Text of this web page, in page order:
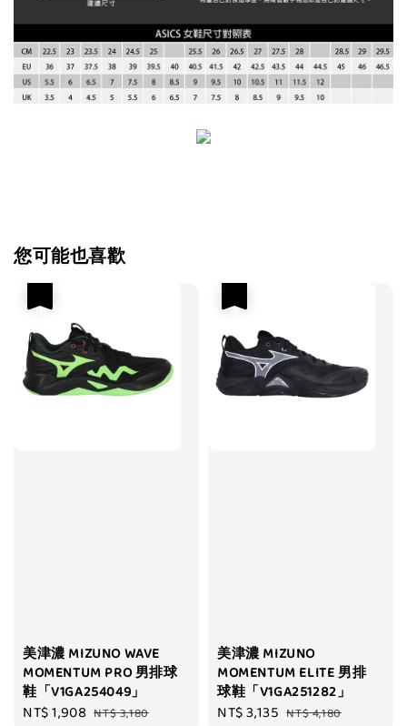
您可能也喜歡
美津濃 MIZUNO WAVE
MOMENTUM PRO 男排球
鞋「V1GA254049」
Sale
NT$ 1,908 Regular
NT$ 3,180
美津濃 MIZUNO
MOMENTUM ELITE 男排
球鞋「V1GA251282」
Sale
NT$ 3,135 Regular
NT$ 4,180